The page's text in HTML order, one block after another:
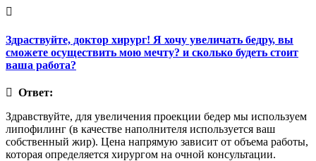
Здраствуйте, доктор хирург! Я хочу увеличать бедру, вы
сможете осуществить мою мечту? и сколько будеть стоит
ваша работа?
Ответ:
Здравствуйте, для увеличения проекции бедер мы используем
липофилинг (в качестве наполнителя используется ваш
собственный жир). Цена напрямую зависит от объема работы,
которая определяется хирургом на очной консультации.